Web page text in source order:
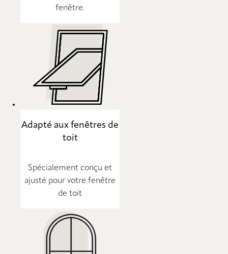
fenêtre.
Adapté aux fenêtres de
toit
Spécialement conçu et
ajusté pour votre fenêtre
de toit